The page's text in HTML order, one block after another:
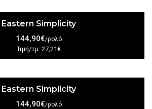
Eastern Simplicity
144,90€/ρολό
Τιμή/τμ: 27,21€
Eastern Simplicity
144,90€/ρολό